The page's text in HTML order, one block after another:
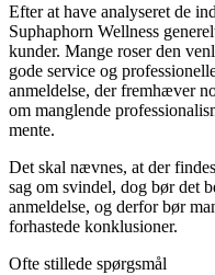
Efter at have analyseret de
Suphaphorn Wellness
kunder. Mange roser den
gode service og
anmeldelse, der fremhæver
om manglende
mente.
Det skal nævnes, at der
sag om svindel, dog bør det
anmeldelse, og derfor bør
forhastede konklusioner.
Ofte stillede spørgsmål